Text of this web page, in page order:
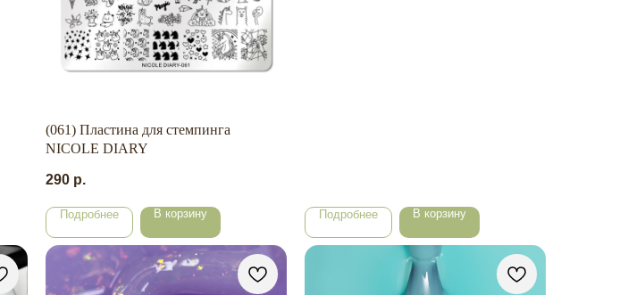
(061) Пластина для стемпинга
NICOLE DIARY
290 р.
Подробнее В корзину Подробнее В корзину